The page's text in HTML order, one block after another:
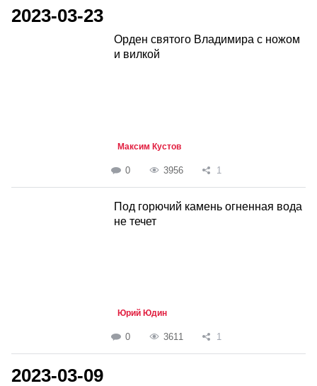
2023-03-23
Орден святого Владимира с ножом
и вилкой
Максим Кустов
0 3956 1
Под горючий камень огненная вода
не течет
Юрий Юдин
0 3611 1
2023-03-09